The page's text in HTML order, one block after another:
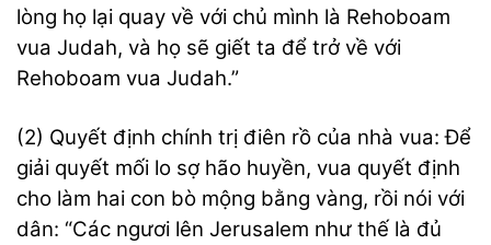
lòng họ lại quay về với chủ mình là Rehoboam
vua Judah, và họ sẽ giết ta để trở về với
Rehoboam vua Judah.”
(2) Quyết định chính trị điên rồ của nhà vua: Để
giải quyết mối lo sợ hão huyền, vua quyết định
cho làm hai con bò mộng bằng vàng, rồi nói với
dân: “Các ngươi lên Jerusalem như thế là đủ